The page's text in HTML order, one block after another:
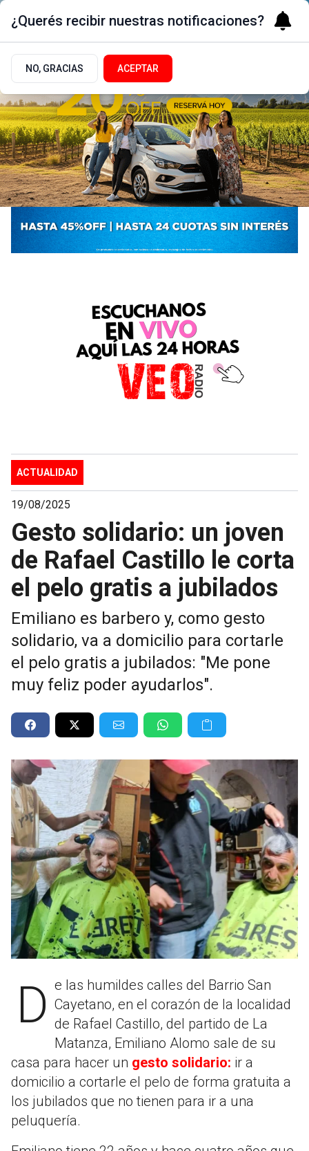
ACTUALIDAD
19/08/2025
Gesto solidario: un joven
de Rafael Castillo le corta
el pelo gratis a jubilados
Emiliano es barbero y, como gesto
solidario, va a domicilio para cortarle
el pelo gratis a jubilados: "Me pone
muy feliz poder ayudarlos".
De las humildes calles del Barrio San Cayetano, en el corazón de la localidad
de Rafael Castillo, del partido de La
Matanza, Emiliano Alomo sale de su
casa para hacer un gesto solidario: ir a
domicilio a cortarle el pelo de forma gratuita a
los jubilados que no tienen para ir a una
peluquería.
¿Querés recibir nuestras notificaciones?
NO, GRACIAS ACEPTAR